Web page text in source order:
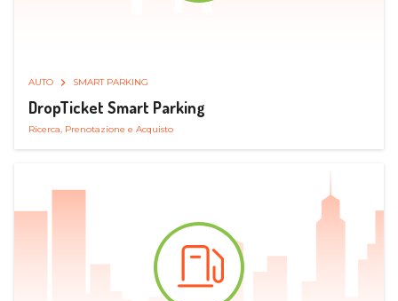
AUTO SMART PARKING
DropTicket Smart Parking
Ricerca, Prenotazione e Acquisto